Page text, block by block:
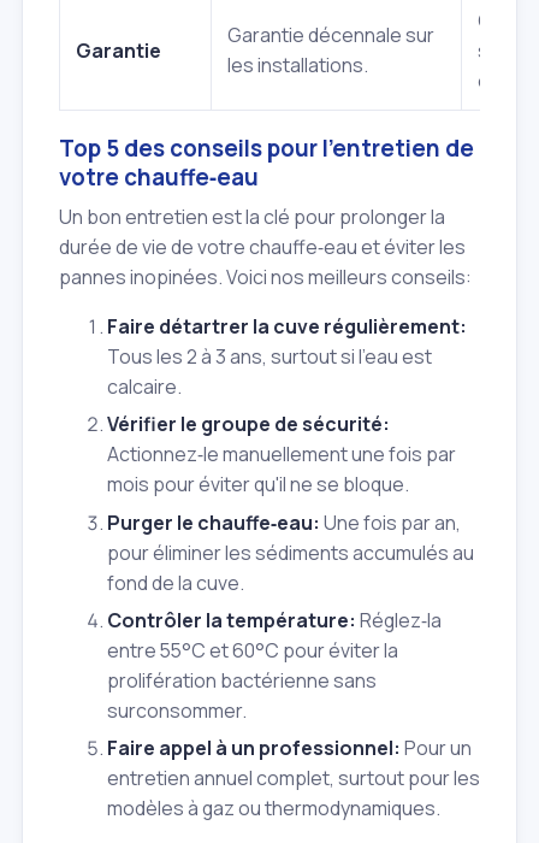
Garantie
Garantie décennale sur
les installations.
ou
Top 5 des conseils pour l'entretien de
votre chauffe‑eau
Un bon entretien est la clé pour prolonger la
durée de vie de votre chauffe‑eau et éviter les
pannes inopinées. Voici nos meilleurs conseils:
Faire détartrer la cuve régulièrement:
Tous les 2 à 3 ans, surtout si l'eau est
calcaire.
Vérifier le groupe de sécurité:
Actionnez‑le manuellement une fois par
mois pour éviter qu'il ne se bloque.
Purger le chauffe‑eau: Une fois par an,
pour éliminer les sédiments accumulés au
fond de la cuve.
Contrôler la température: Réglez‑la
entre 55°C et 60°C pour éviter la
prolifération bactérienne sans
surconsommer.
Faire appel à un professionnel: Pour un
entretien annuel complet, surtout pour les
modèles à gaz ou thermodynamiques.